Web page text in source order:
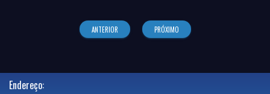
ANTERIOR PRÓXIMO
Endereço: